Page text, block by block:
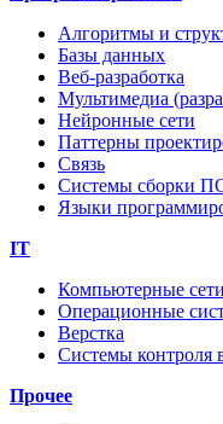
Алгоритмы и
Базы данных
Веб-разработка
Мультимедиа
Нейронные сети
Паттерны
Связь
Системы сборки
Языки
IT
Компьютерные сети
Операционные
Верстка
Системы контроля
Прочее